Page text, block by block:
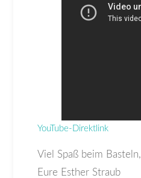
YouTube-Direktlink
Viel Spaß beim Basteln,
Eure Esther Straub